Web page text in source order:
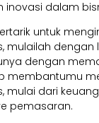
inovasi dalam
untuk
mulailah dengan
dengan
membantumu
mulai dari
pemasaran.